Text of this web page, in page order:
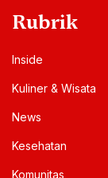
Rubrik
Inside
Kuliner & Wisata
News
Kesehatan
Komunitas